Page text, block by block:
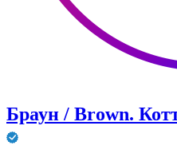
Браун / Brown.